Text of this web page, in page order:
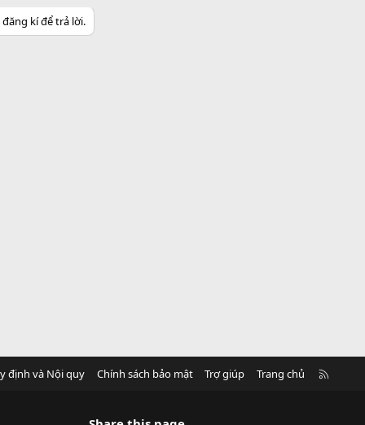
kí để trả lời.
định và Nội quy Chính sách bảo mật Trợ giúp Trang chủ